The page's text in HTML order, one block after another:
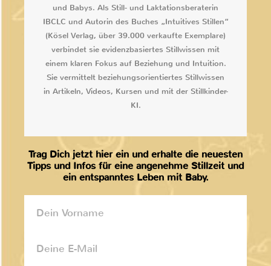
und Babys. Als Still- und Laktationsberaterin
IBCLC und Autorin des Buches „Intuitives Stillen“
(Kösel Verlag, über 39.000 verkaufte Exemplare)
verbindet sie evidenzbasiertes Stillwissen mit
einem klaren Fokus auf Beziehung und Intuition.
Sie vermittelt beziehungsorientiertes Stillwissen
in Artikeln, Videos, Kursen und mit der Stillkinder-
KI.
Trag Dich jetzt hier ein und erhalte die neuesten
Tipps und Infos für eine angenehme Stillzeit und
ein entspanntes Leben mit Baby.